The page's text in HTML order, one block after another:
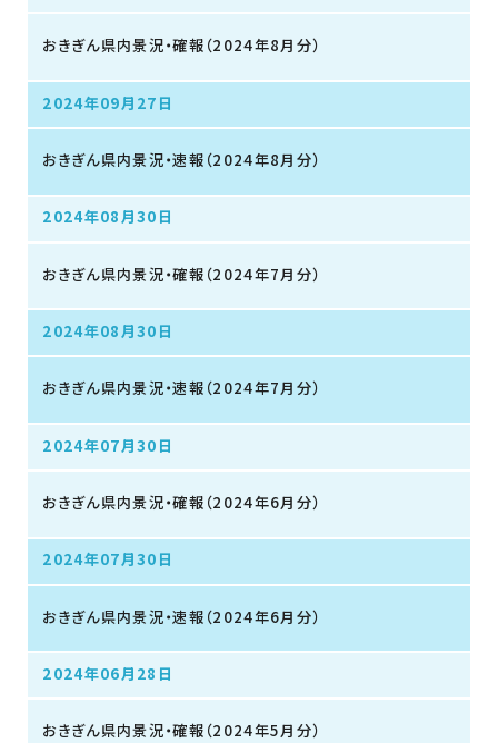
おきぎん県内景況・確報（2024年8月分）
2024年09月27日
おきぎん県内景況・速報（2024年8月分）
2024年08月30日
おきぎん県内景況・確報（2024年7月分）
2024年08月30日
おきぎん県内景況・速報（2024年7月分）
2024年07月30日
おきぎん県内景況・確報（2024年6月分）
2024年07月30日
おきぎん県内景況・速報（2024年6月分）
2024年06月28日
おきぎん県内景況・確報（2024年5月分）